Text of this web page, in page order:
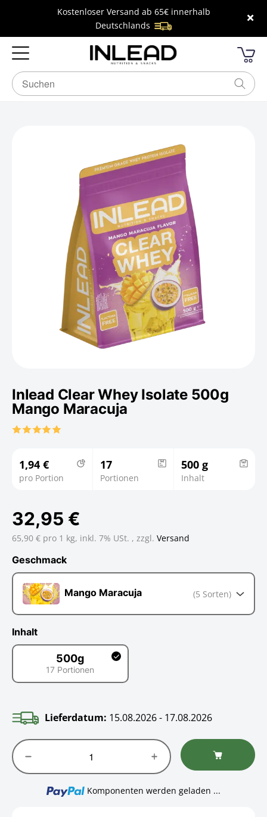
Kostenloser Versand ab 65€ innerhalb
Deutschlands
×
Inlead Clear Whey Isolate 500g
Mango Maracuja
1,94 €
pro Portion
17
Portionen
500 g
Inhalt
32,95 €
65,90 € pro 1 kg, inkl. 7% USt. , zzgl. Versand
Geschmack
(5 Sorten)
Geschmack
Mango Maracuja
Inhalt
500g
17 Portionen
500g
Lieferdatum: 15.08.2026 - 17.08.2026
Loading...
Komponenten werden geladen ...